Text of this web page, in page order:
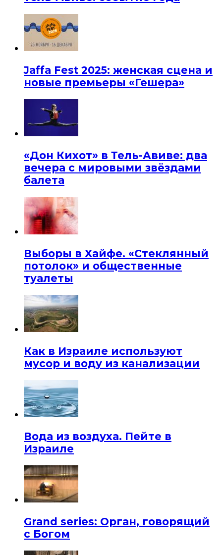
Jaffa Fest 2025: женская сцена и
новые премьеры «Гешера»
«Дон Кихот» в Тель-Авиве: два
вечера с мировыми звёздами
балета
Выборы в Хайфе. «Стеклянный
потолок» и общественные
туалеты
Как в Израиле используют
мусор и воду из канализации
Вода из воздуха. Пейте в
Израиле
Grand series: Орган, говорящий
с Богом